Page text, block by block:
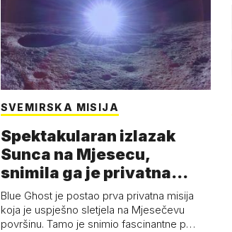
SVEMIRSKA MISIJA
Spektakularan izlazak
Sunca na Mjesecu,
snimila ga je privatna
letjelica - 'Pla…
Blue Ghost je postao prva privatna misija
koja je uspješno sletjela na Mjesečevu
površinu. Tamo je snimio fascinantne p…